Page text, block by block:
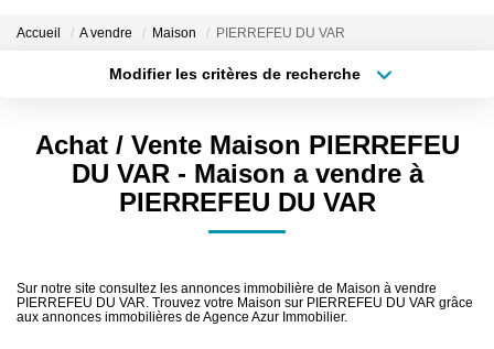
VENTES
NOTRE AGENCE
CONTACT
Accueil A vendre Maison PIERREFEU DU VAR
Modifier les critères de recherche
Surface min
Plus de critères Créer une alerte
Achat / Vente Maison PIERREFEU
DU VAR - Maison a vendre à
PIERREFEU DU VAR
Sur notre site consultez les annonces immobilière de Maison à vendre
PIERREFEU DU VAR. Trouvez votre Maison sur PIERREFEU DU VAR grâce
aux annonces immobilières de Agence Azur Immobilier.